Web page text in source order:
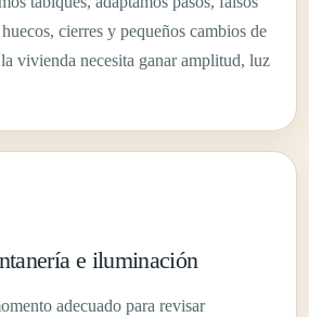
cierres y pequeños cambios de
vivienda necesita ganar amplitud, luz
e iluminación
adecuado para revisar